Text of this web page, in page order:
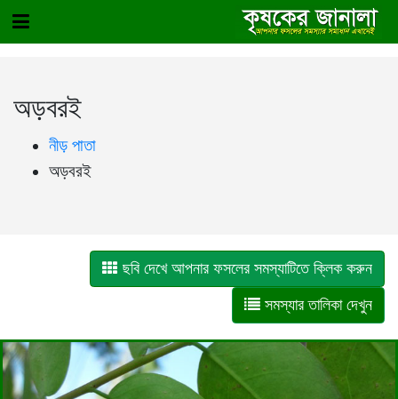
অড়বরই
নীড় পাতা
অড়বরই
ছবি দেখে আপনার ফসলের সমস্যাটিতে ক্লিক করুন
সমস্যার তালিকা দেখুন